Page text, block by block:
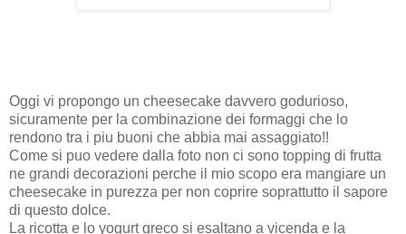
Oggi vi propongo un cheesecake davvero godurioso,
sicuramente per la combinazione dei formaggi che lo
rendono tra i piu buoni che abbia mai assaggiato!!
Come si puo vedere dalla foto non ci sono topping di frutta
ne grandi decorazioni perche il mio scopo era mangiare un
cheesecake in purezza per non coprire soprattutto il sapore
di questo dolce.
La ricotta e lo yogurt greco si esaltano a vicenda e la